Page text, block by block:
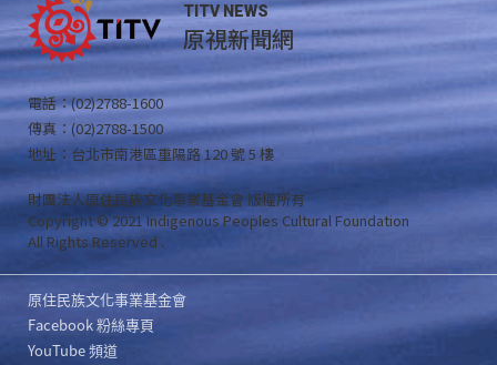
TITV NEWS
原視新聞網
電話：(02)2788-1600
傳真：(02)2788-1500
地址：台北市南港區重陽路 120 號 5 樓
財團法人原住民族文化事業基金會 版權所有
Copyright © 2021 Indigenous Peoples Cultural Foundation
All Rights Reserved .
原住民族文化事業基金會
Facebook 粉絲專頁
YouTube 頻道